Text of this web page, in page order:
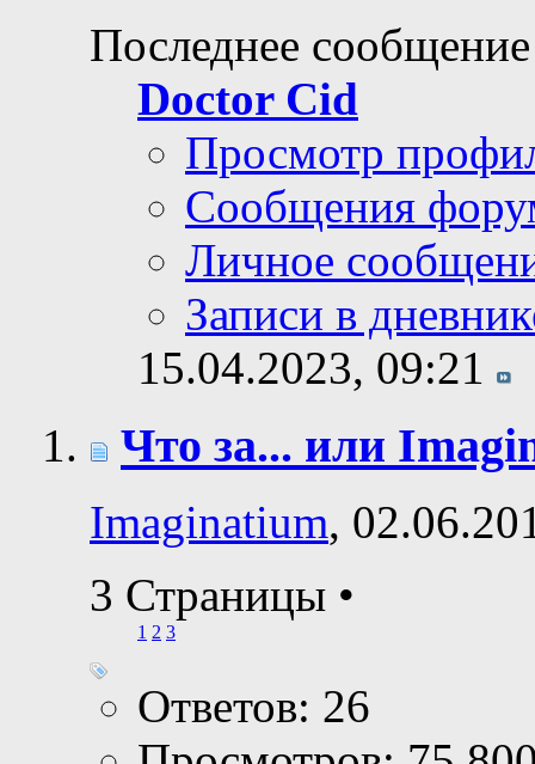
Последнее
Doctor Cid
Просмотр
Сообщения
Личное
Записи в
15.04.2023, 09:21
Что за... или
Imaginatium,
3 Страницы •
1 2 3
Ответов: 26